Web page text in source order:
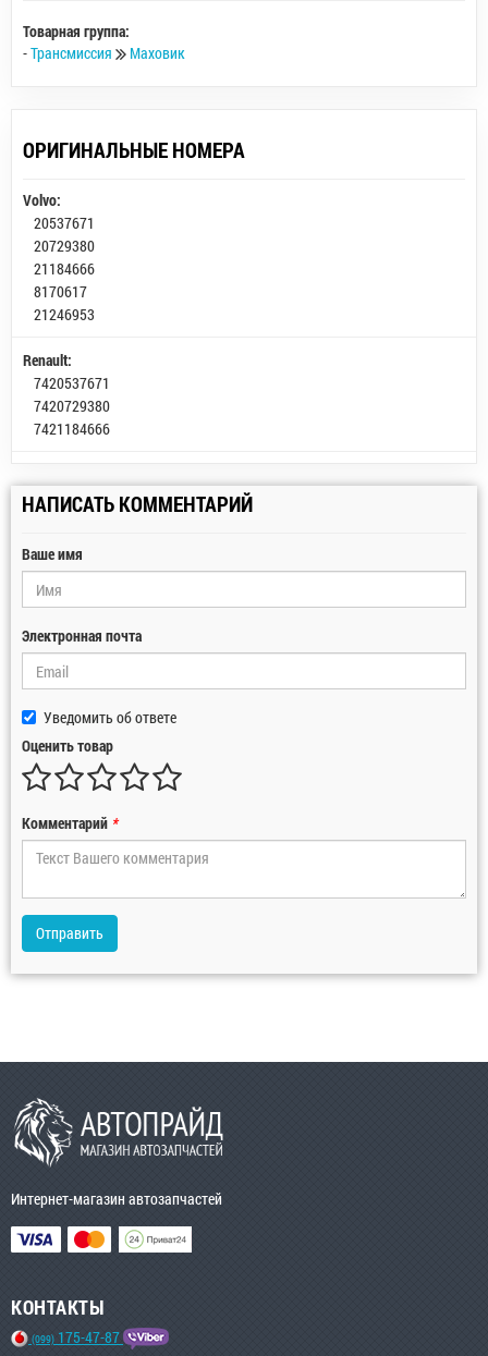
Товарная группа:
-Трансмиссия Маховик
ОРИГИНАЛЬНЫЕ НОМЕРА
Volvo:
20537671
20729380
21184666
8170617
21246953
Renault:
7420537671
7420729380
7421184666
НАПИСАТЬ КОММЕНТАРИЙ
Ваше имя
Электронная почта
Уведомить об ответе
Оценить товар
Комментарий *
Отправить
Интернет-магазин автозапчастей
КОНТАКТЫ
(099) 175-47-87